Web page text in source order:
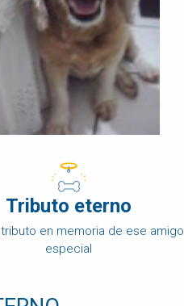
Tributo eterno
tributo en memoria de ese amigo
especial